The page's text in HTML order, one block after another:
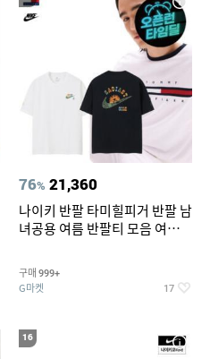
76% 21,360
나이키 반팔 타미힐피거 반팔 남
녀공용 여름 반팔티 모음 여름
구매 999+
G마켓 17
16